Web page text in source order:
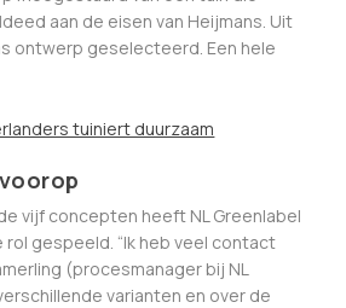
aan de eisen van Heijmans. Uit
ontwerp geselecteerd. Een hele
tuiniert duurzaam
vijf concepten heeft NL Greenlabel
gespeeld. “Ik heb veel contact
(procesmanager bij NL
varianten en over de